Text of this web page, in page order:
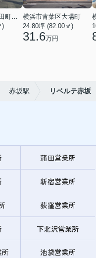
)
横浜市青葉区大場町
24.80坪 (82.00㎡)
31.6万円
赤坂駅 リベルテ赤坂
蒲田営業所
新宿営業所
荻窪営業所
下北沢営業所
池袋営業所